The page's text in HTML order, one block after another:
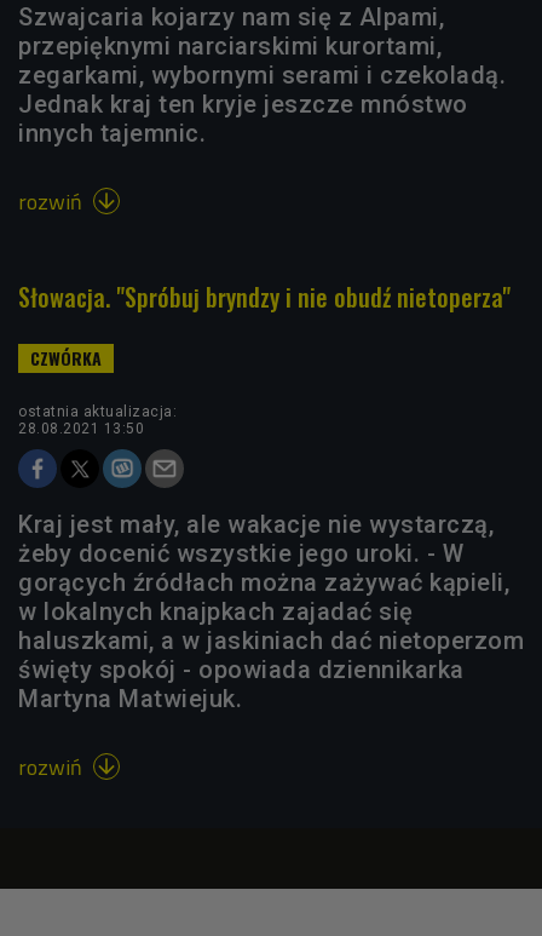
Szwajcaria kojarzy nam się z Alpami,
przepięknymi narciarskimi kurortami,
zegarkami, wybornymi serami i czekoladą.
Jednak kraj ten kryje jeszcze mnóstwo
innych tajemnic.
rozwiń 
Słowacja. "Spróbuj bryndzy i nie obudź nietoperza"
ostatnia aktualizacja:
28.08.2021 13:50
Kraj jest mały, ale wakacje nie wystarczą,
żeby docenić wszystkie jego uroki. - W
gorących źródłach można zażywać kąpieli,
w lokalnych knajpkach zajadać się
haluszkami, a w jaskiniach dać nietoperzom
święty spokój - opowiada dziennikarka
Martyna Matwiejuk.
rozwiń 